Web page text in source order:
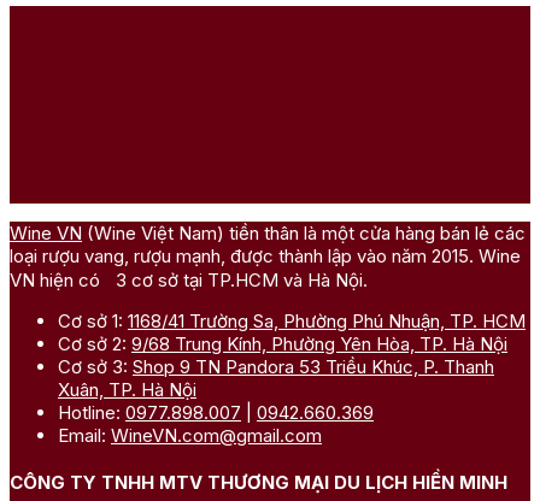
Wine VN (Wine Việt Nam) tiền thân là một cửa hàng bán lẻ các
loại rượu vang, rượu mạnh, được thành lập vào năm 2015. Wine
VN hiện có 3 cơ sở tại TP.HCM và Hà Nội.
Cơ sở 1: 1168/41 Trường Sa, Phường Phú Nhuận, TP. HCM
Cơ sở 2: 9/68 Trung Kính, Phường Yên Hòa, TP. Hà Nội
Cơ sở 3: Shop 9 TN Pandora 53 Triều Khúc, P. Thanh
Xuân, TP. Hà Nội
Hotline: 0977.898.007
0942.660.369
Email: WineVN.com@gmail.com
CÔNG TY TNHH MTV THƯƠNG MẠI DU LỊCH HIỀN MINH